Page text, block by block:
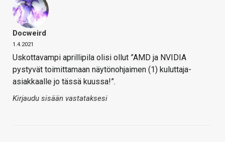
Docweird
1.4.2021
Uskottavampi aprillipila olisi ollut ”AMD ja NVIDIA
pystyvät toimittamaan näytönohjaimen (1) kuluttaja-
asiakkaalle jo tässä kuussa!”.
Kirjaudu sisään vastataksesi